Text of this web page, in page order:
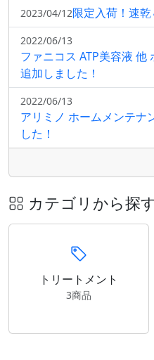
2023/04/12限定入荷！速
2022/06/13
ファニコス ATP美容液 他
追加しました！
2022/06/13
アリミノ ホームメンテナ
した！
カテゴリから探
トリートメント
3商品